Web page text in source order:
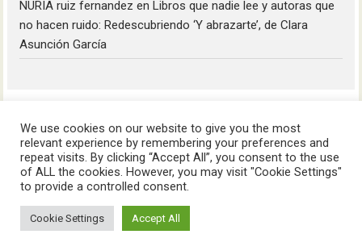
NURIA ruiz fernandez enLibros que nadie lee y autoras que
no hacen ruido: Redescubriendo ‘Y abrazarte’, de Clara
Asunción García
HoyLunes © 2023
We use cookies on our website to give you the most
relevant experience by remembering your preferences and
repeat visits. By clicking “Accept All”, you consent to the use
of ALL the cookies. However, you may visit "Cookie Settings"
to provide a controlled consent.
Cookie Settings Accept All